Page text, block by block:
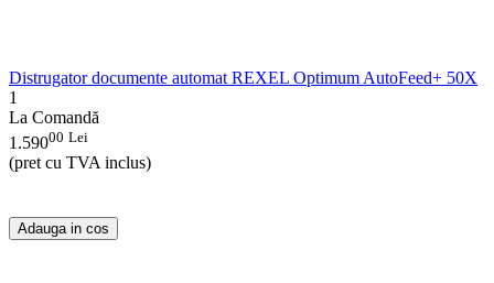
Distrugator documente automat REXEL Optimum AutoFeed+ 50X
1
La Comandă
1.59000 Lei
(pret cu TVA inclus)
Adauga in cos